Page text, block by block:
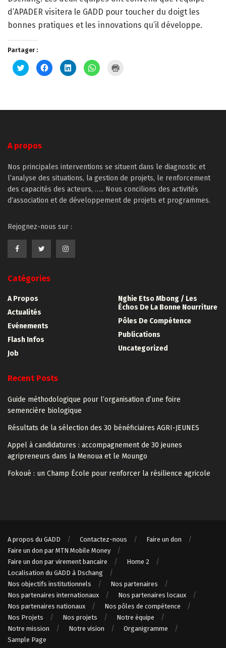
d’APADER visitera le GADD pour toucher du doigt les
bonnes pratiques et les innovations qu’il développe.
Partager :
Cliquez
pour
partager
nouvelle
Cliquez
pour
partager
nouvelle
Cliquez
pour
partager
nouvelle
Cliquez
pour
nouvelle
A propos
Nos principales interventions se situent dans le diagnostic et
l’analyse des situations, la gestion de projets, le renforcement
des capacités des acteurs, ….. Nous concilions des activités
d’association et de développement de projets et programmes.
Rejognez-nous sur :
Catégories
A Propos
Actualités
Evénements
Flash Infos
Job
Nghie Etso Mbong / Les
Échos De La Bonne Nourriture
Pôles De Compétence
Publications
Uncategorized
Recent Posts
Guide méthodologique pour l’organisation d’une foire
semencière biologique
Résultats de la sélection des 30 bénéficiaires AGRI-JEUNES
Appel à candidatures : accompagnement de 30 jeunes
agripreneurs dans la Menoua et le Moungo
Fokoué : un Champ École pour renforcer la résilience agricole
A propos du GADD Contactez-nous
Faire un don
Faire un don par MTN Mobile Money
Faire un don par virement bancaire
Home 2
Localisation du GADD à Dschang
Nos objectifs institutionnels
Nos partenaires
Nos partenaires internationaux
Nos partenaires locaux
Nos partenaires nationaux
Nos pôles de compétence
Nos Projets
Nos projets
Notre équipe
Notre mission
Notre vision
Organigramme
Sample Page